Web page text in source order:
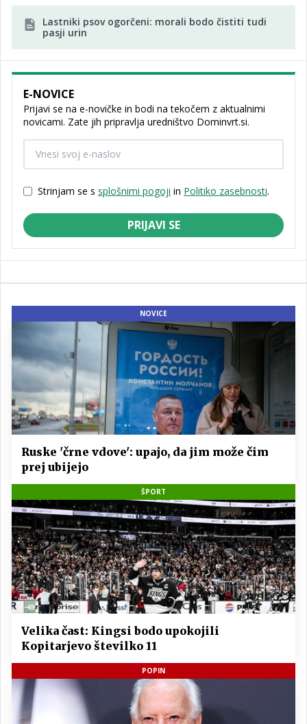
Lastniki psov ogorčeni: morali bodo čistiti tudi
pasji urin
E-NOVICE
Prijavi se na e-novičke in bodi na tekočem z aktualnimi
novicami. Zate jih pripravlja uredništvo Dominvrt.si.
Strinjam se s splošnimi pogoji in Politiko zasebnosti.
PRIJAVI SE
NOVICE
Ruske 'črne vdove': upajo, da jim može čim
prej ubijejo
ŠPORT
Velika čast: Kingsi bodo upokojili
Kopitarjevo številko 11
POPIN